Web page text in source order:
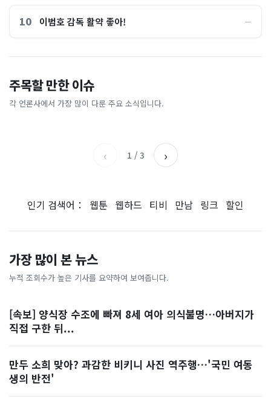
10 이범호 감독 활약 좋아! ―
주목할 만한 이슈
각 언론사에서 가장 많이 다룬 주요 소식입니다.
홈플러스, 2000억원으로 '시
간'을 샀다
비즈워치
왜?매일경제
[날씨] 오늘 밤 또 내린다...내
륙 중심 최대 150mm
졌다...국산 53개 중소기업이
‹ 1 / 3 ›
인기 검색어： 웹툰 웹하드 티비 만남 링크 할인
가장 많이 본 뉴스
누적 조회수가 높은 기사를 요약하여 보여줍니다.
[속보] 양식장 수조에 빠져 8세 여아 의식불명…아버지가
직접 구한 뒤...
만두 소희 맞아? 과감한 비키니 사진 역주행…'국민 여동
생의 반전'